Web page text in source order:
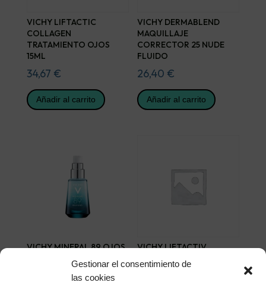
Gestionar el consentimiento de
las cookies
VICHY LIFTACTIC
COLLAGEN
TRATAMIENTO OJOS
15ML
34,67 €
Añadir al carrito
VICHY DERMABLEND
MAQUILLAJE
CORRECTOR 25 NUDE
FLUIDO
26,40 €
Añadir al carrito
VICHY MINERAL 89 OJOS
VICHY LIFTACTIV
CONTORNO OJOS 15 ML